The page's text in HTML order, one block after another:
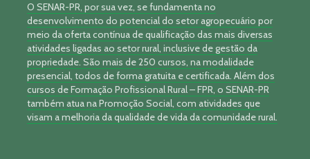
O SENAR-PR, por sua vez, se fundamenta no
desenvolvimento do potencial do setor agropecuário por
meio da oferta contínua de qualificação das mais diversas
atividades ligadas ao setor rural, inclusive de gestão da
propriedade. São mais de 250 cursos, na modalidade
presencial, todos de forma gratuita e certificada. Além dos
cursos de Formação Profissional Rural – FPR, o SENAR-PR
também atua na Promoção Social, com atividades que
visam a melhoria da qualidade de vida da comunidade rural.